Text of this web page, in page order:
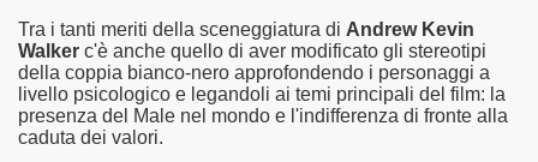
Tra i tanti meriti della sceneggiatura di Andrew Kevin
Walker c'è anche quello di aver modificato gli stereotipi
della coppia bianco-nero approfondendo i personaggi a
livello psicologico e legandoli ai temi principali del film: la
presenza del Male nel mondo e l'indifferenza di fronte alla
caduta dei valori.
edizione del Premio Strega.
non piu esordiente, bensi ampiamente radicato nel
l'esordio enigmatico e avvincente di Marcello